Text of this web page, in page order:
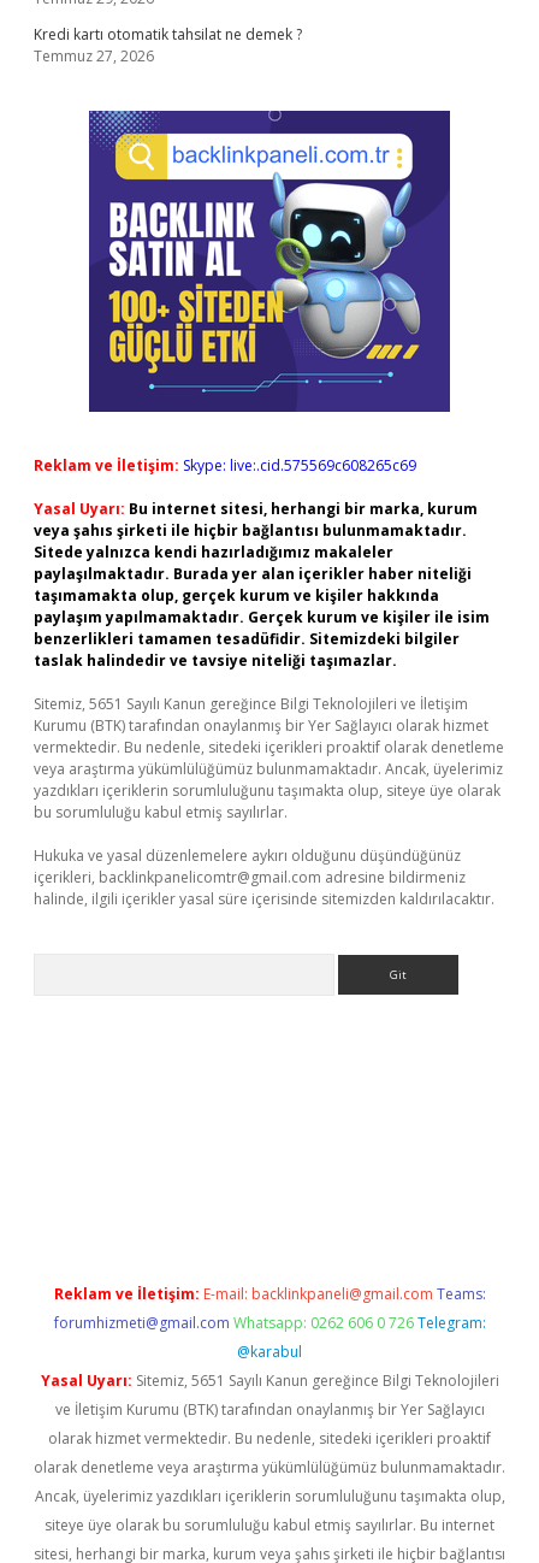
Kredi kartı otomatik tahsilat ne demek ?
Temmuz 27, 2026
Reklam ve İletişim: Skype: live:.cid.575569c608265c69
Yasal Uyarı: Bu internet sitesi, herhangi bir marka, kurum
veya şahıs şirketi ile hiçbir bağlantısı bulunmamaktadır.
Sitede yalnızca kendi hazırladığımız makaleler
paylaşılmaktadır. Burada yer alan içerikler haber niteliği
taşımamakta olup, gerçek kurum ve kişiler hakkında
paylaşım yapılmamaktadır. Gerçek kurum ve kişiler ile isim
benzerlikleri tamamen tesadüfidir. Sitemizdeki bilgiler
taslak halindedir ve tavsiye niteliği taşımazlar.
Sitemiz, 5651 Sayılı Kanun gereğince Bilgi Teknolojileri ve İletişim
Kurumu (BTK) tarafından onaylanmış bir Yer Sağlayıcı olarak hizmet
vermektedir. Bu nedenle, sitedeki içerikleri proaktif olarak denetleme
veya araştırma yükümlülüğümüz bulunmamaktadır. Ancak, üyelerimiz
yazdıkları içeriklerin sorumluluğunu taşımakta olup, siteye üye olarak
bu sorumluluğu kabul etmiş sayılırlar.
Hukuka ve yasal düzenlemelere aykırı olduğunu düşündüğünüz
içerikleri, backlinkpanelicomtr@gmail.com adresine bildirmeniz
halinde, ilgili içerikler yasal süre içerisinde sitemizden kaldırılacaktır.
Reklam ve İletişim: E-mail: backlinkpaneli@gmail.com Teams:
forumhizmeti@gmail.com Whatsapp: 0262 606 0 726 Telegram:
@karabul
Yasal Uyarı: Sitemiz, 5651 Sayılı Kanun gereğince Bilgi Teknolojileri
ve İletişim Kurumu (BTK) tarafından onaylanmış bir Yer Sağlayıcı
olarak hizmet vermektedir. Bu nedenle, sitedeki içerikleri proaktif
olarak denetleme veya araştırma yükümlülüğümüz bulunmamaktadır.
Ancak, üyelerimiz yazdıkları içeriklerin sorumluluğunu taşımakta olup,
siteye üye olarak bu sorumluluğu kabul etmiş sayılırlar. Bu internet
sitesi, herhangi bir marka, kurum veya şahıs şirketi ile hiçbir bağlantısı